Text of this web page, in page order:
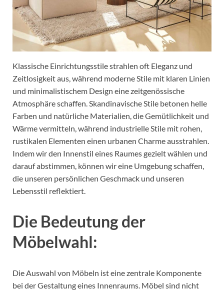
Klassische Einrichtungsstile strahlen oft Eleganz und
Zeitlosigkeit aus, während moderne Stile mit klaren Linien
und minimalistischem Design eine zeitgenössische
Atmosphäre schaffen. Skandinavische Stile betonen helle
Farben und natürliche Materialien, die Gemütlichkeit und
Wärme vermitteln, während industrielle Stile mit rohen,
rustikalen Elementen einen urbanen Charme ausstrahlen.
Indem wir den Innenstil eines Raumes gezielt wählen und
darauf abstimmen, können wir eine Umgebung schaffen,
die unseren persönlichen Geschmack und unseren
Lebensstil reflektiert.
Die Bedeutung der
Möbelwahl:
Die Auswahl von Möbeln ist eine zentrale Komponente
bei der Gestaltung eines Innenraums. Möbel sind nicht